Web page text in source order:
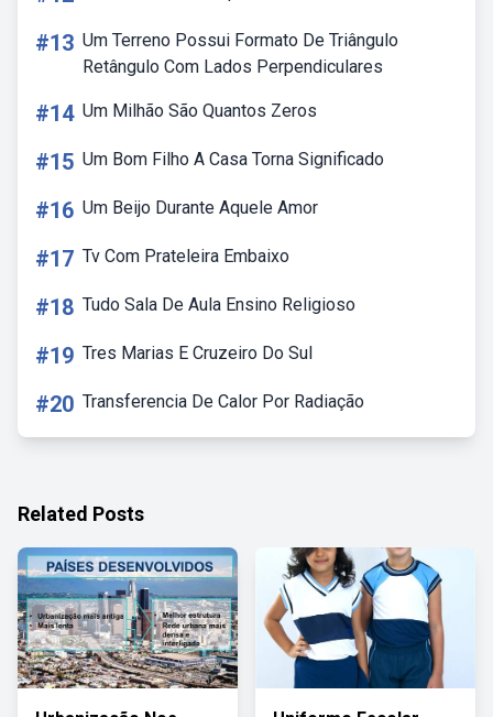
#13 Um Terreno Possui Formato De Triângulo
Retângulo Com Lados Perpendiculares
#14 Um Milhão São Quantos Zeros
#15 Um Bom Filho A Casa Torna Significado
#16 Um Beijo Durante Aquele Amor
#17 Tv Com Prateleira Embaixo
#18 Tudo Sala De Aula Ensino Religioso
#19 Tres Marias E Cruzeiro Do Sul
#20 Transferencia De Calor Por Radiação
Related Posts